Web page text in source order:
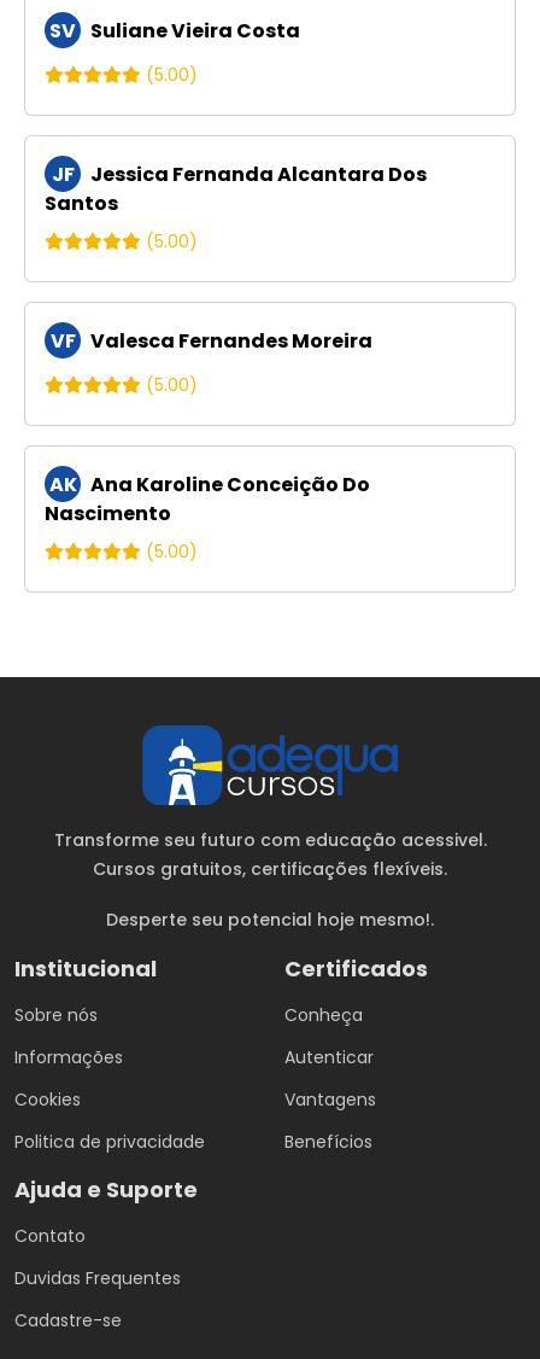
SV Suliane Vieira Costa
(5.00)
JF
Jessica Fernanda Alcantara Dos
Santos
(5.00)
VF Valesca Fernandes Moreira
(5.00)
AK Ana Karoline Conceição Do
Nascimento
(5.00)
Transforme seu futuro com educação acessivel.
Cursos gratuitos, certificações flexíveis.
Desperte seu potencial hoje mesmo!.
Institucional
Sobre nós
Informações
Cookies
Politica de privacidade
Certificados
Conheça
Autenticar
Vantagens
Benefícios
Ajuda e Suporte
Contato
Duvidas Frequentes
Cadastre-se